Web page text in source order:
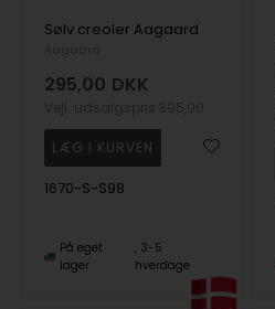
Sølv creoler Aagaard
295,00 DKK
1670-S-S98
På eget
lager
3-5
hverdage